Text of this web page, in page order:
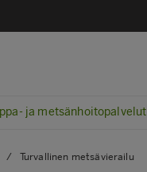
ja metsänhoitopalvelut
/ Turvallinen metsävierailu